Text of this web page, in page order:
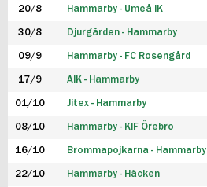
20/8 Hammarby - Umeå IK
30/8 Djurgården - Hammarby
09/9 Hammarby - FC Rosengård
17/9 AIK - Hammarby
01/10 Jitex - Hammarby
08/10 Hammarby - KIF Örebro
16/10 Brommapojkarna - Hammarby
22/10 Hammarby - Häcken